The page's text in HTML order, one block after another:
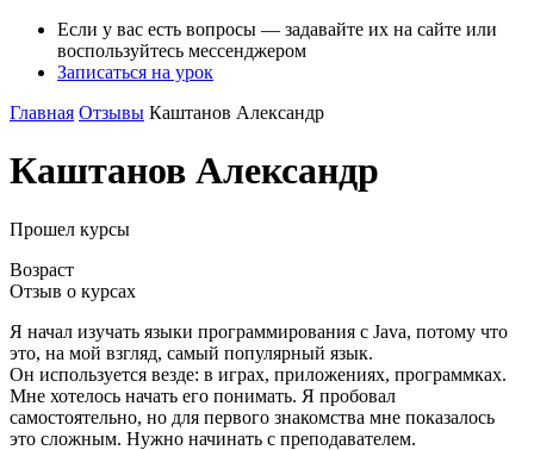
Если у вас есть вопросы — задавайте их на сайте или
воспользуйтесь мессенджером
Записаться на урок
Главная Отзывы Каштанов Александр
Каштанов Александр
Прошел курсы
Возраст
Отзыв о курсах
Я начал изучать языки программирования с Java, потому что
это, на мой взгляд, самый популярный язык.
Он используется везде: в играх, приложениях, программках.
Мне хотелось начать его понимать. Я пробовал
самостоятельно, но для первого знакомства мне показалось
это сложным. Нужно начинать с преподавателем.